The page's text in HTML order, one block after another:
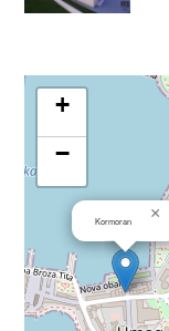
Kormoran ×
+
−